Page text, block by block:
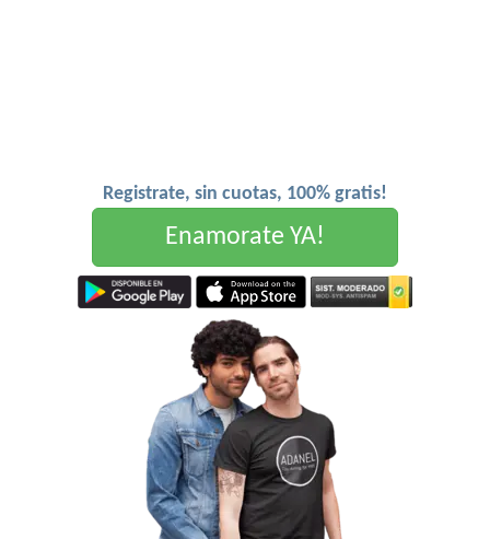
Registrate, sin cuotas, 100% gratis!
Enamorate YA!